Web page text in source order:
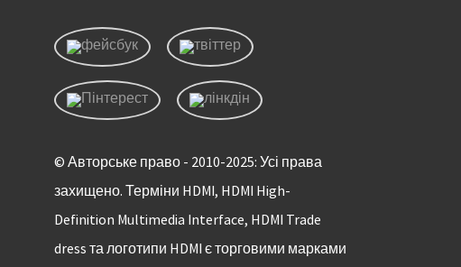
© Авторське право - 2010-2025: Усі права
захищено. Терміни HDMI, HDMI High-
Definition Multimedia Interface, HDMI Trade
dress та логотипи HDMI є торговими марками